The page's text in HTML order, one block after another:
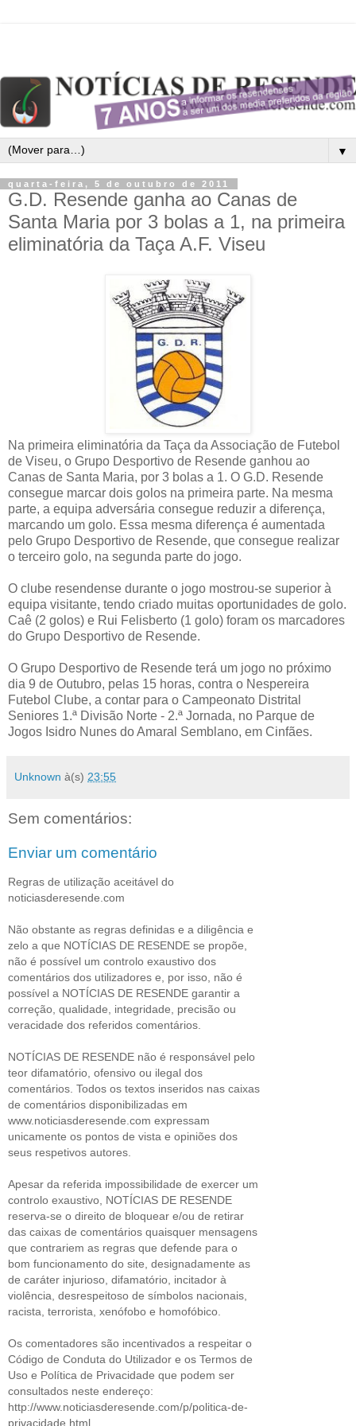
▼
quarta-feira, 5 de outubro de 2011
G.D. Resende ganha ao Canas de
Santa Maria por 3 bolas a 1, na primeira
eliminatória da Taça A.F. Viseu
Na primeira eliminatória da Taça da Associação de Futebol
de Viseu, o Grupo Desportivo de Resende ganhou ao
Canas de Santa Maria, por 3 bolas a 1. O G.D. Resende
consegue marcar dois golos na primeira parte. Na mesma
parte, a equipa adversária consegue reduzir a diferença,
marcando um golo. Essa mesma diferença é aumentada
pelo Grupo Desportivo de Resende, que consegue realizar
o terceiro golo, na segunda parte do jogo.
O clube resendense durante o jogo mostrou-se superior à
equipa visitante, tendo criado muitas oportunidades de golo.
Caê (2 golos) e Rui Felisberto (1 golo) foram os marcadores
do Grupo Desportivo de Resende.
O Grupo Desportivo de Resende terá um jogo no próximo
dia 9 de Outubro, pelas 15 horas, contra o Nespereira
Futebol Clube, a contar para o Campeonato Distrital
Seniores 1.ª Divisão Norte - 2.ª Jornada, no Parque de
Jogos Isidro Nunes do Amaral Semblano, em Cinfães.
Unknown à(s) 23:55
Sem comentários:
Enviar um comentário
Regras de utilização aceitável do
noticiasderesende.com
Não obstante as regras definidas e a diligência e
zelo a que NOTÍCIAS DE RESENDE se propõe,
não é possível um controlo exaustivo dos
comentários dos utilizadores e, por isso, não é
possível a NOTÍCIAS DE RESENDE garantir a
correção, qualidade, integridade, precisão ou
veracidade dos referidos comentários.
NOTÍCIAS DE RESENDE não é responsável pelo
teor difamatório, ofensivo ou ilegal dos
comentários. Todos os textos inseridos nas caixas
de comentários disponibilizadas em
www.noticiasderesende.com expressam
unicamente os pontos de vista e opiniões dos
seus respetivos autores.
Apesar da referida impossibilidade de exercer um
controlo exaustivo, NOTÍCIAS DE RESENDE
reserva-se o direito de bloquear e/ou de retirar
das caixas de comentários quaisquer mensagens
que contrariem as regras que defende para o
bom funcionamento do site, designadamente as
de caráter injurioso, difamatório, incitador à
violência, desrespeitoso de símbolos nacionais,
racista, terrorista, xenófobo e homofóbico.
Os comentadores são incentivados a respeitar o
Código de Conduta do Utilizador e os Termos de
Uso e Política de Privacidade que podem ser
consultados neste endereço:
http://www.noticiasderesende.com/p/politica-de-
privacidade.html